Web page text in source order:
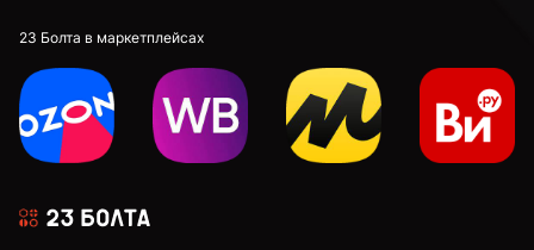
23 Болта в маркетплейсах